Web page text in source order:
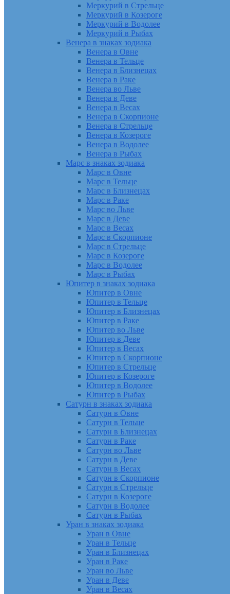
Меркурий в Стрельце
Меркурий в Козероге
Меркурий в Водолее
Меркурий в Рыбах
Венера в знаках зодиака
Венера в Овне
Венера в Тельце
Венера в Близнецах
Венера в Раке
Венера во Льве
Венера в Деве
Венера в Весах
Венера в Скорпионе
Венера в Стрельце
Венера в Козероге
Венера в Водолее
Венера в Рыбах
Марс в знаках зодиака
Марс в Овне
Марс в Тельце
Марс в Близнецах
Марс в Раке
Марс во Льве
Марс в Деве
Марс в Весах
Марс в Скорпионе
Марс в Стрельце
Марс в Козероге
Марс в Водолее
Марс в Рыбах
Юпитер в знаках зодиака
Юпитер в Овне
Юпитер в Тельце
Юпитер в Близнецах
Юпитер в Раке
Юпитер во Льве
Юпитер в Деве
Юпитер в Весах
Юпитер в Скорпионе
Юпитер в Стрельце
Юпитер в Козероге
Юпитер в Водолее
Юпитер в Рыбах
Сатурн в знаках зодиака
Сатурн в Овне
Сатурн в Тельце
Сатурн в Близнецах
Сатурн в Раке
Сатурн во Льве
Сатурн в Деве
Сатурн в Весах
Сатурн в Скорпионе
Сатурн в Стрельце
Сатурн в Козероге
Сатурн в Водолее
Сатурн в Рыбах
Уран в знаках зодиака
Уран в Овне
Уран в Тельце
Уран в Близнецах
Уран в Раке
Уран во Льве
Уран в Деве
Уран в Весах